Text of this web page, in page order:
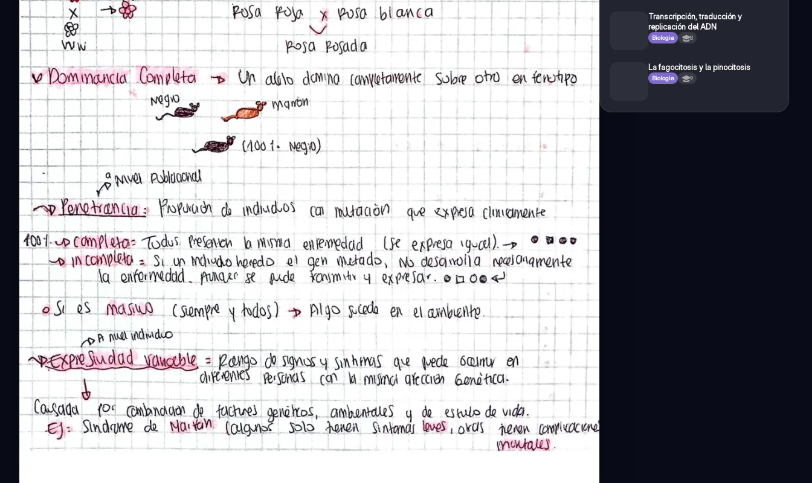
Transcripción, traducción y
replicación del ADN
Biologia 8
La fagocitosis y la pinocitosis
Biologia 9